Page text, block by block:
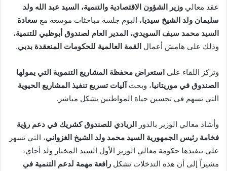
عقد معالي وزير الشؤون الاقتصادية والتنمية، السيد عبد الله ولد
سليمان ولد الشيخ سيديا، اليوم جلسة مباحثات موسعة مع سعادة
السيد محمد سيف السويدي، المدير العام لصندوق أبوظبي للتنمية،
وذلك على هامش أعمال القمة العالمية للحكومات المنعقدة بدبي.
وتركز اللقاء على استعراض محفظة المشاريع التنموية التي يمولها
الصندوق في موريتانيا، وبحثآليات تسريع تنفيذ المشاريع الحيوية
التي تسهم في تحسين حياة المواطنين بشكل مباشر.
وأشاد معالي الوزير بالدور الريادي للصندوق كشريك في دعم رؤية
فخامة رئيس الجمهورية السيد محمد ولد الشيخ الغزواني، التي تسهر
على تنفيذها حكومة معالي الوزير الأول السيد المختار ولد أجاي،
مشيراً إلى أن هذه التدخلات تشكل رافعة مهمة لدعم التنمية في